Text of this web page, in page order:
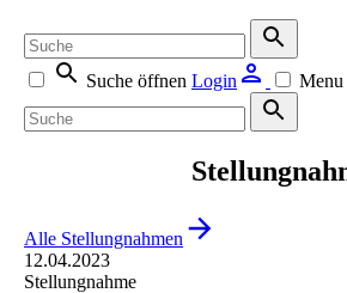
Suche öffnen Login Menu
Alle Stellungnahmen
12.04.2023
Stellungnahme